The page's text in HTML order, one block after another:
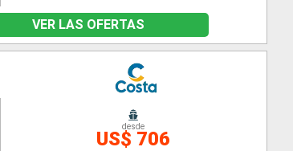
VER LAS OFERTAS
desde
US$ 706